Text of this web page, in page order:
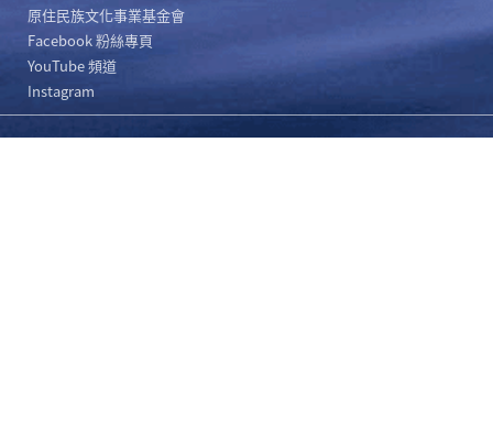
原住民族文化事業基金會
Facebook 粉絲專頁
YouTube 頻道
Instagram